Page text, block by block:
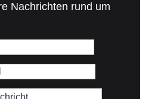
Nachrichten rund um